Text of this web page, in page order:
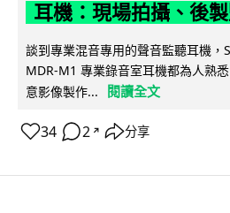
耳機：現場拍攝、後
談到專業混音專用的聲音監聽耳機
MDR-M1 專業錄音室耳機都為人熟
意影像製作...
閱讀全文
34 2 ↗ 分享